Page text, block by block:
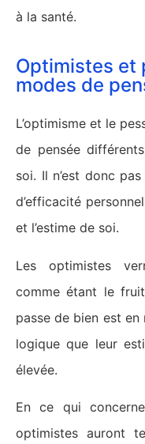
à la santé.
Optimistes et
modes de
L’optimisme et le
de pensée
soi. Il n’est donc
d’efficacité
et l’estime de soi.
Les optimistes
comme étant le
passe de bien est
logique que leur
élevée.
En ce qui
optimistes auront